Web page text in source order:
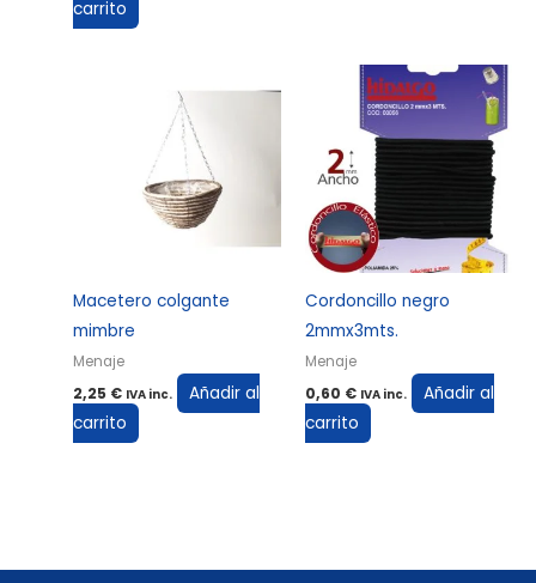
carrito
Macetero colgante
mimbre
Menaje
2,25 € IVA inc.
Añadir al
carrito
Cordoncillo negro
2mmx3mts.
Menaje
0,60 € IVA inc.
Añadir al
carrito